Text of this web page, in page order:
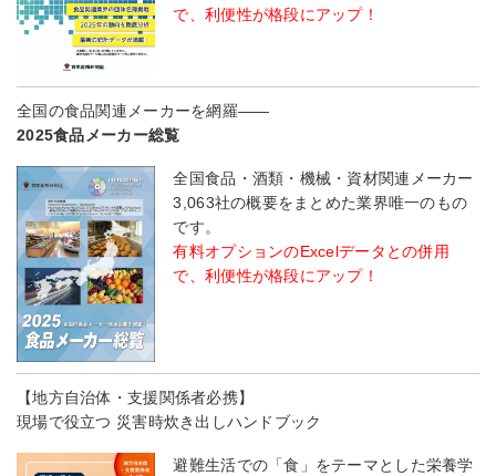
で、利便性が格段にアップ！
全国の食品関連メーカーを網羅――
2025食品メーカー総覧
全国食品・酒類・機械・資材関連メーカー
3,063社の概要をまとめた業界唯一のもの
です。
有料オプションのExcelデータとの併用
で、利便性が格段にアップ！
【地方自治体・支援関係者必携】
現場で役立つ 災害時炊き出しハンドブック
避難生活での「食」をテーマとした栄養学